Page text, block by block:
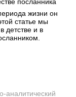
жизни он
статье мы
детстве и в